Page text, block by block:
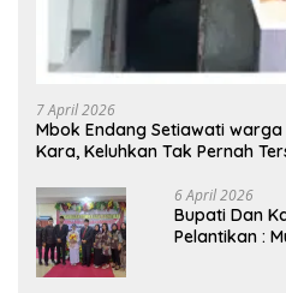
7 April 2026
Mbok Endang Setiawati
Kara, Keluhkan Tak Pernah
6 April 2026
​Bupati Dan
Pelantikan :